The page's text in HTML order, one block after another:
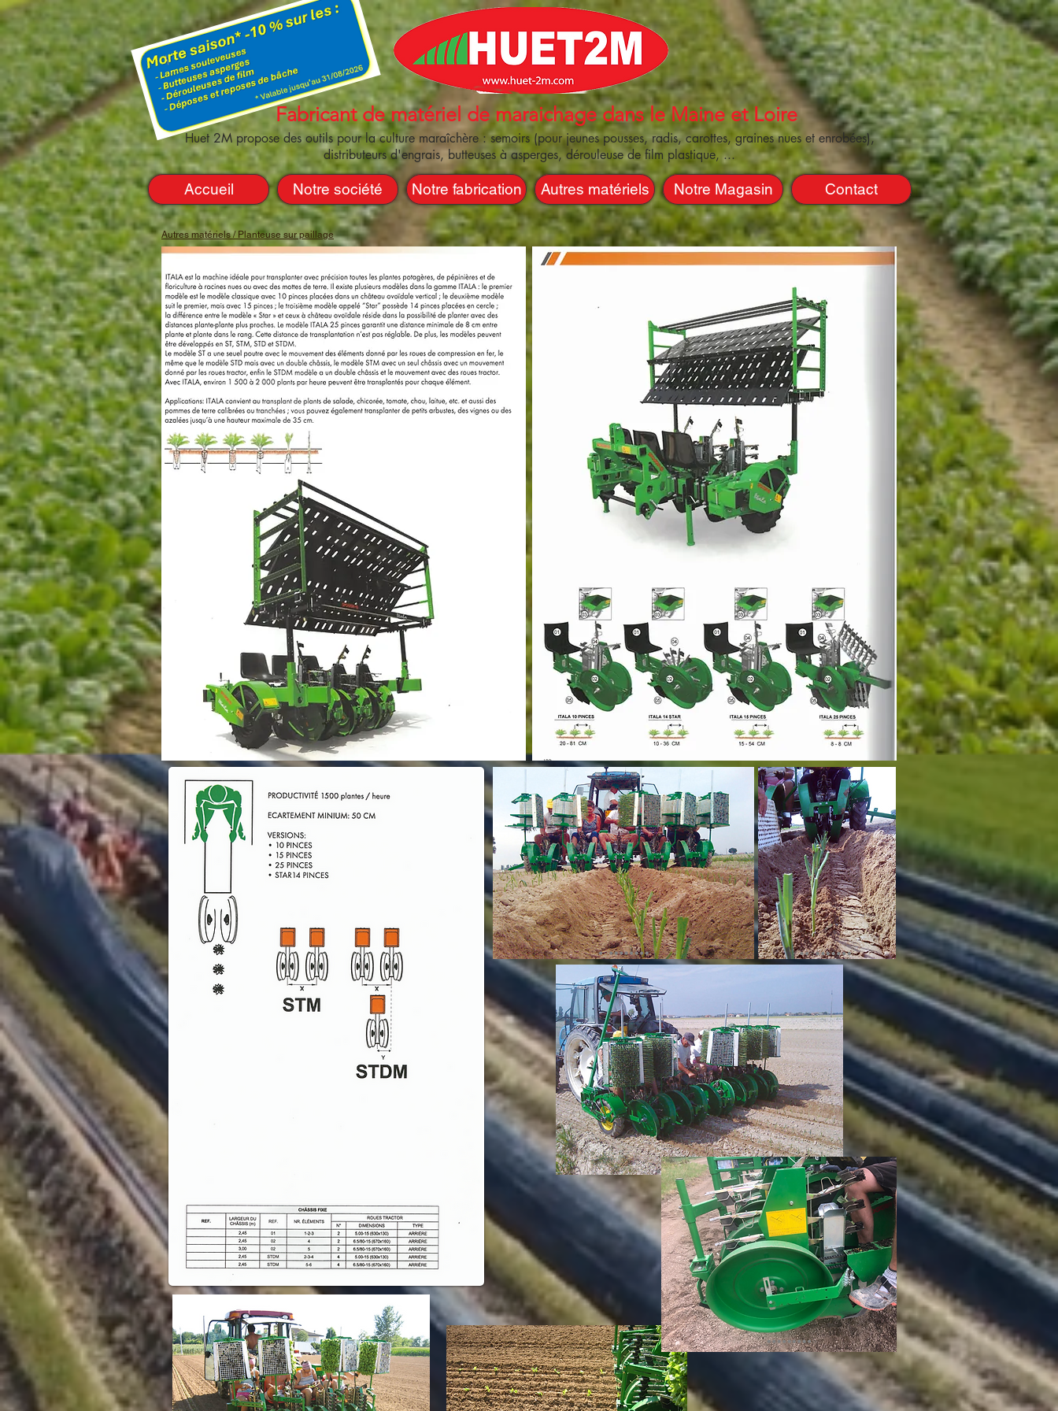
Fabricant de matériel de maraichage dans le Maine et Loire
Huet 2M propose des outils pour la culture maraîchère : semoirs (pour jeunes pousses, radis, carottes, graines nues et enrobées),
distributeurs d'engrais, butteuses à asperges, dérouleuse de film plastique, ...
Accueil Notre société Notre fabrication Autres matériels Notre Magasin Contact
Autres matériels / Planteuse sur paillage